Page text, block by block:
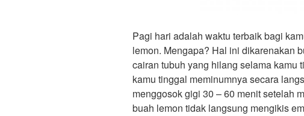
Pagi hari adalah waktu terbaik bagi
lemon. Mengapa? Hal ini dikarenakan
cairan tubuh yang hilang selama kamu
kamu tinggal meminumnya secara
menggosok gigi 30 – 60 menit setelah
buah lemon tidak langsung mengikis